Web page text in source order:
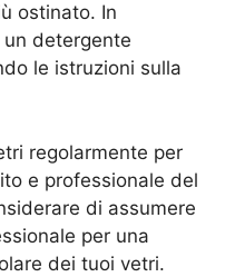
ostinato. In
detergente
le istruzioni sulla
regolarmente per
e professionale del
di assumere
per una
dei tuoi vetri.